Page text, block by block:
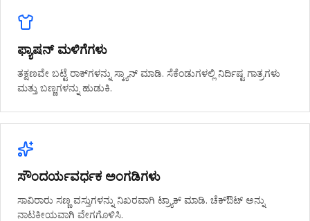
ಫ್ಯಾಷನ್ ಮಳಿಗೆಗಳು
ತಕ್ಷಣವೇ ಬಟ್ಟೆ ರಾಕ್‌ಗಳನ್ನು ಸ್ಕ್ಯಾನ್ ಮಾಡಿ. ಸೆಕೆಂಡುಗಳಲ್ಲಿ ನಿರ್ದಿಷ್ಟ ಗಾತ್ರಗಳು
ಮತ್ತು ಬಣ್ಣಗಳನ್ನು ಹುಡುಕಿ.
ಸೌಂದರ್ಯವರ್ಧಕ ಅಂಗಡಿಗಳು
ಸಾವಿರಾರು ಸಣ್ಣ ವಸ್ತುಗಳನ್ನು ನಿಖರವಾಗಿ ಟ್ರ್ಯಾಕ್ ಮಾಡಿ. ಚೆಕ್‌ಔಟ್ ಅನ್ನು
ನಾಟಕೀಯವಾಗಿ ವೇಗಗೊಳಿಸಿ.